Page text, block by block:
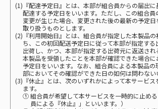
(1)『配達予定日』とは、本部が組合員からの届出
配達する予定日をいいます。ただし、この組合員
変更が生じた場合、変更された後の最新の予定
取り扱うものとします。
(2)『利用開始日』とは、組合員が指定した本製品の
ち、この初回配送予定日に従って本部が指定する
出荷し、かつ、本部が指定する出荷元に返送さ
本製品を受領したことを本部が確認できた場合
予定日をいいます。なお、組合員による本製品の
部においてその確認ができた日の如何は問わない
(3)『休止』とは、次のいずれかによって本サービ
ます。
① 組合員が希望して本サービスを一時的に止め
員による『休止』」といいます。）